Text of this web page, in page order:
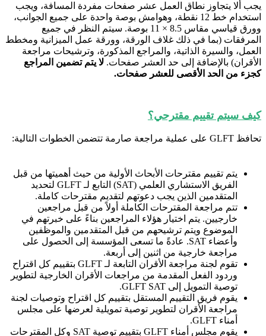
يجب ألا يتجاوز نطاق العمل عشر صفحات مفردة المسافة، ويجب
استخدام خط 12 نقطة، وهوامش بوصة واحدة على جميع الجوانب،
وورق قياسي مقاس 8.5 × 11 بوصة. سيتم النظر في جميع
المرفقات (بما في ذلك غلاف الورقة، وورقة عمل الميزانية ومخطط
العمل، والسيرة الذاتية، والمراجع المذكورة، وترشيحات مراجعة
الأقران) بالإضافة إلى حد العشر صفحات.لا يتم تضمين المراجع
كجزء من الحد الأقصى للعشر صفحات.
كيف سيتم تقييم مقترحي؟
تحافظ GLFT على عملية مراجعة صارمة تتضمن الخطوات التالية:
يتم تقييم مقترحات الأبحاث الأولية من حيث أهميتها من قبل
الفريق الاستشاري العلمي (SAT) التابع لـ GLFT لتحديد
المتقدمين الذين يجب دعوتهم لتقديم مقترحات كاملة.
تتم مراجعة المقترحات الكاملة أولاً من قبل مراجعين
خارجيين. يتم اختيار هؤلاء المراجعين بناءً على خبرتهم في
الموضوع ويتم ترشيحهم من قبل المتقدمين والموظفين
وأعضاء SAT. عادةً ما تسعى المؤسسة إلى الحصول على
مراجعة خارجية من اثنين إلى أربعة.
تقوم لجنة مراجعة الأقران التابعة لـ GLFT بتقييم كل اقتراح
وردود الفعل المقدمة من مراجعات الأقران الخارجية لتطوير
توصية التمويل إلى GLFT SAT.
يقوم فريق التقييم المستقل بتقييم كل اقتراح وتوصيات لجنة
مراجعة الأقران لتطوير توصية تمويلية لعرضها على مجلس
أمناء GLFT.
يقوم مجلس أمناء GLFT بتقييم توصية SAT وكل المقترحات